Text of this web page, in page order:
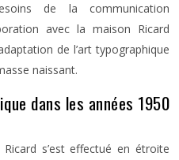
de la communication
avec la maison Ricard
de l’art typographique
naissant.
dans les années 1950
s’est effectué en étroite